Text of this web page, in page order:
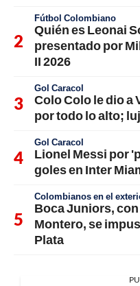
Fútbol Colombiano
Quién es Leonai
presentado por
II 2026
Gol Caracol
Colo Colo le dio a
por todo lo alto;
Gol Caracol
Lionel Messi por
goles en Inter
Colombianos en el
Boca Juniors,
Montero, se
Plata